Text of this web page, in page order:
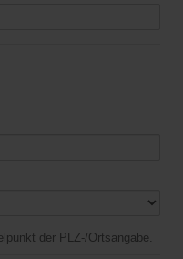
der PLZ-/Ortsangabe.